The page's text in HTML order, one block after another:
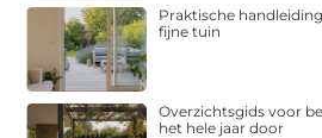
Praktische
fijne tuin
Overzichtsgids voor
het hele jaar door